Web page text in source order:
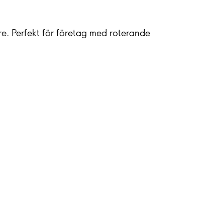
Perfekt för företag med roterande